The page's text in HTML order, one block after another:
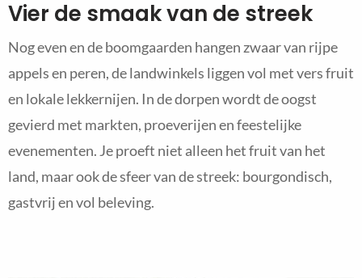
Vier de smaak van de streek
Nog even en de boomgaarden hangen zwaar van rijpe
appels en peren, de landwinkels liggen vol met vers fruit
en lokale lekkernijen. In de dorpen wordt de oogst
gevierd met markten, proeverijen en feestelijke
evenementen. Je proeft niet alleen het fruit van het
land, maar ook de sfeer van de streek: bourgondisch,
gastvrij en vol beleving.